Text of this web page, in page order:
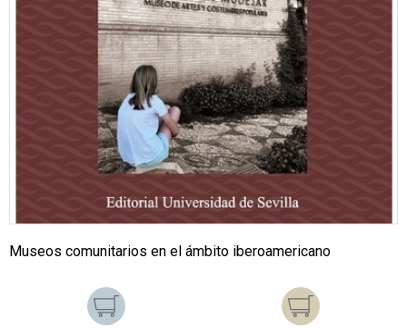
Museos comunitarios en el ámbito iberoamericano